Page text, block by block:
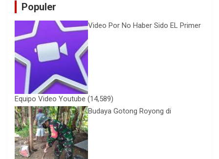
Populer
Video Por No Haber Sido EL Primer
Equipo Video Youtube (14,589)
Budaya Gotong Royong di